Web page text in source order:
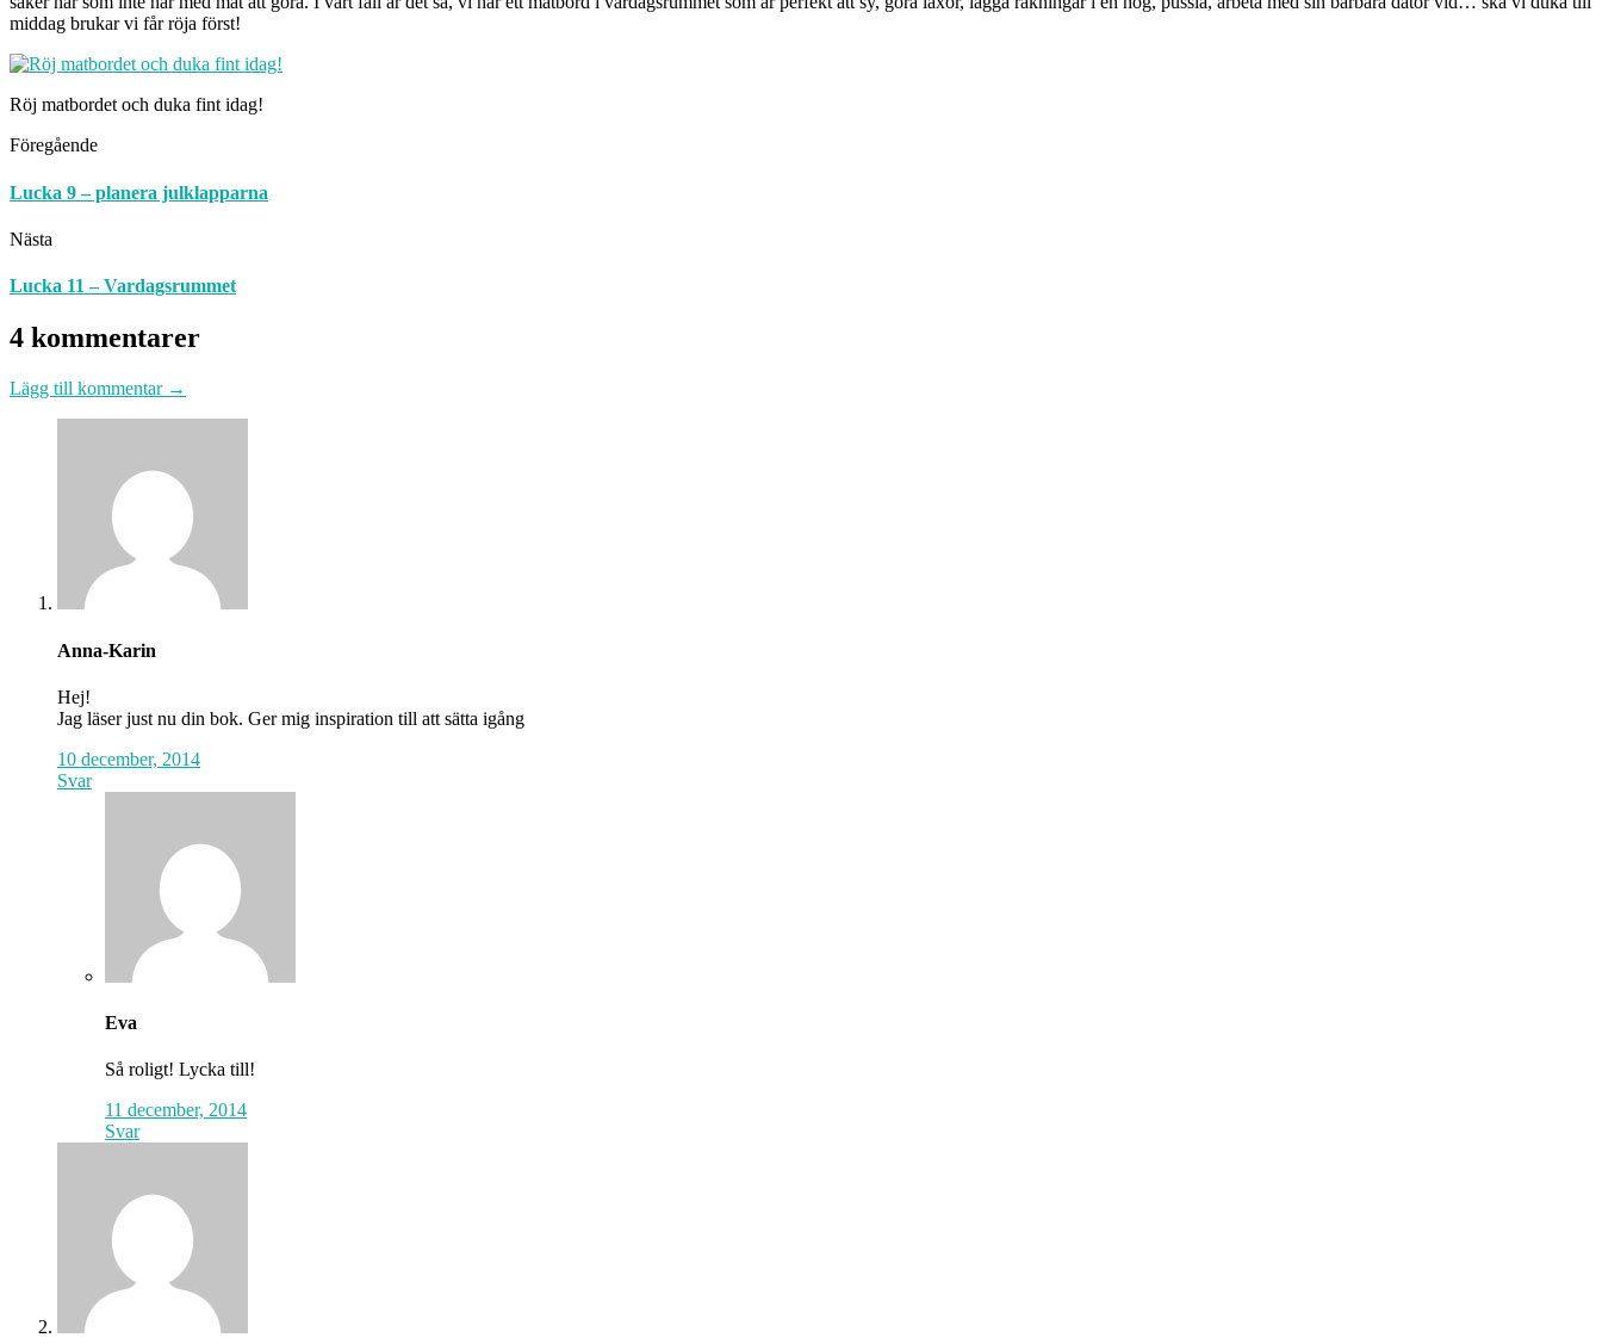
middag brukar vi får röja först!
Röj matbordet och duka fint idag!
Föregående
Lucka 9 – planera julklapparna
Nästa
Lucka 11 – Vardagsrummet
4 kommentarer
Lägg till kommentar →
Anna-Karin
Hej!
Jag läser just nu din bok. Ger mig inspiration till att sätta igång
10 december, 2014
Svar
Eva
Så roligt! Lycka till!
11 december, 2014
Svar